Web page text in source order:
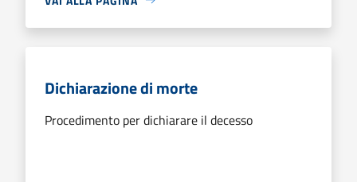
Dichiarazione di morte
Procedimento per dichiarare il decesso